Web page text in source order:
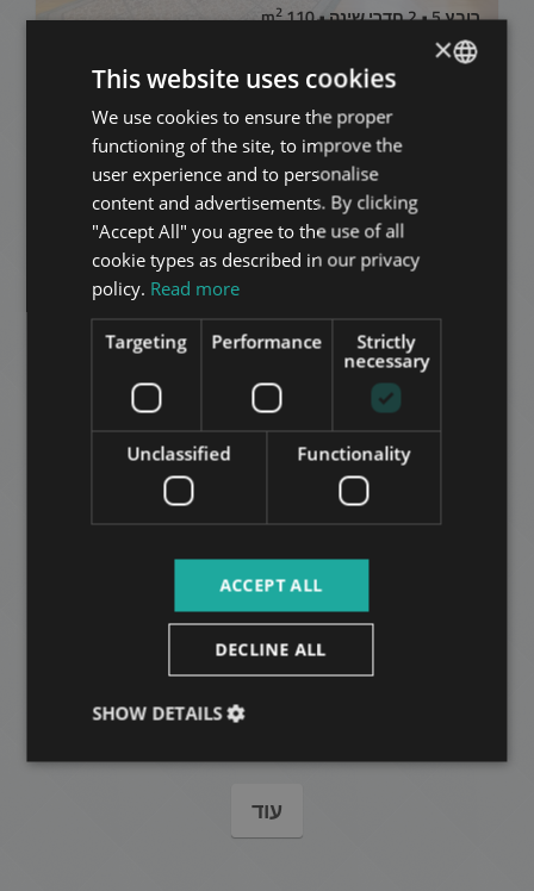
רובע 5 • 2 חדרי שינה • 110 m 2
הוסף לרשימה
דמי שכירות:363.000 HUF
הוסף לרשימה
עוד
ENGLISH
HUNGARIAN
GERMAN
FRENCH
ITALIAN
SPANISH
RUSSIAN
ARABIC
×
This website uses cookies
We use cookies to ensure the proper
functioning of the site, to improve the
user experience and to personalise
content and advertisements. By clicking
"Accept All" you agree to the use of all
cookie types as described in our privacy
policy. Read more
Strictly
necessary
Performance
Targeting
Functionality
Unclassified
ACCEPT ALL
DECLINE ALL
SHOW DETAILS